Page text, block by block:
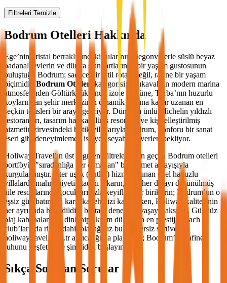
Filtreleri Temizle
Bodrum Otelleri Hakkında
Ege’nin kristal berraklığındaki sularının, begonvillerle süslü beyaz
badanalı evlerin ve dünya standartlarında bir yaşam gustosunun
buluştuğu Bodrum; sadece bir tatil rotası değil, rafine bir yaşam
biçimidir. Bodrum Otelleri
kategorisi; Yalıkavak’ın modern marina
atmosferinden Göltürkbükü’nün izole lüksüne, Torba’nın huzurlu
koylarından şehir merkezinin dinamik ruhuna kadar uzanan en
seçkin tesisleri bir araya getiriyor. Dünyaca ünlü Michelin yıldızlı
restoranları, tasarım harikası lüks resortları ve kişiselleştirilmiş
hizmetin zirvesindeki butik villalarıyla Bodrum, konforu bir sanat
eseri gibi deneyimlemek isteyen seyahat severleri bekliyor.
Holiway Travel’ın üst segment filtrelerinden geçen Bodrum otelleri
portföyü; "sıradanlığa yer olmayan" bir hizmet anlayışıyla
kurgulanmıştır. İster uşak (butler) hizmeti sunan özel havuzlu
villalarda mahremiyetin tadını çıkarın, ister her detayı düşünülmüş
aile resortlarında çocuklarınızla keyifli anlar biriktirin; Bodrum’un o
eşsiz gün batımına karşı kadehinizi kaldırırken, Holiway kalitesinin
her ayrıntıda hissedildiği bir tatil deneyimi yaşayacaksınız. Gündüz
plaj kabanalarında dinlenip akşam dünyanın en prestijli beach
club’larında ritme dahil olacağınız bu benzersiz serüveni,
holiwaytravel.com.tr ayrıcalığıyla planlayın; Bodrum’un rafine
ruhunu keşfetmeye şimdiden başlayın.
Sıkça Sorulan Sorular